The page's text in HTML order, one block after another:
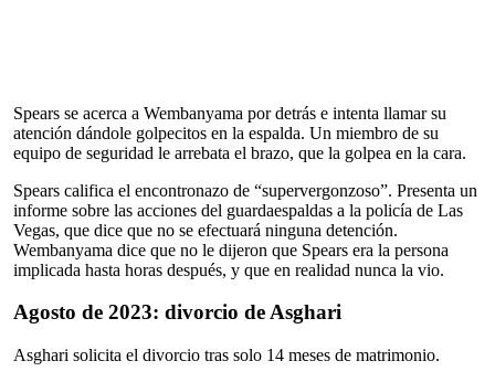
Spears se acerca a Wembanyama por detrás e intenta llamar su
atención dándole golpecitos en la espalda. Un miembro de su
equipo de seguridad le arrebata el brazo, que la golpea en la cara.
Spears califica el encontronazo de “supervergonzoso”. Presenta un
informe sobre las acciones del guardaespaldas a la policía de Las
Vegas, que dice que no se efectuará ninguna detención.
Wembanyama dice que no le dijeron que Spears era la persona
implicada hasta horas después, y que en realidad nunca la vio.
Agosto de 2023: divorcio de Asghari
Asghari solicita el divorcio tras solo 14 meses de matrimonio.